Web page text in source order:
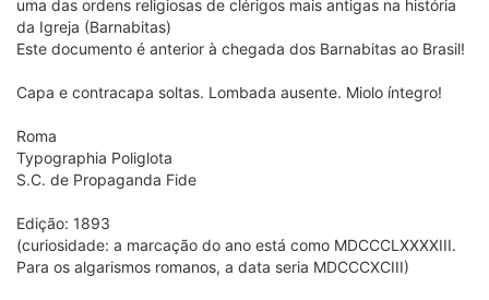
uma das ordens religiosas de clérigos mais antigas na história
da Igreja (Barnabitas)
Este documento é anterior à chegada dos Barnabitas ao Brasil!
Capa e contracapa soltas. Lombada ausente. Miolo íntegro!
Roma
Typographia Poliglota
S.C. de Propaganda Fide
Edição: 1893
(curiosidade: a marcação do ano está como MDCCCLXXXXIII.
Para os algarismos romanos, a data seria MDCCCXCIII)